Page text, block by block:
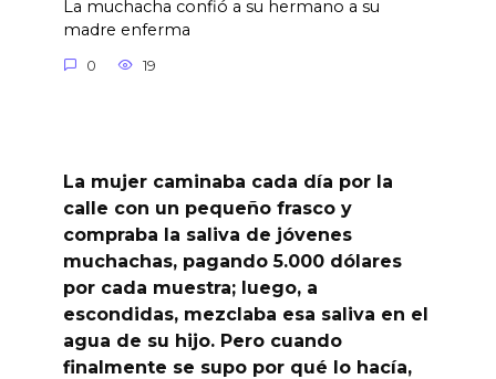
La muchacha confió a su hermano a su
madre enferma
0 19
La mujer caminaba cada día por la
calle con un pequeño frasco y
compraba la saliva de jóvenes
muchachas, pagando 5.000 dólares
por cada muestra; luego, a
escondidas, mezclaba esa saliva en el
agua de su hijo. Pero cuando
finalmente se supo por qué lo hacía,